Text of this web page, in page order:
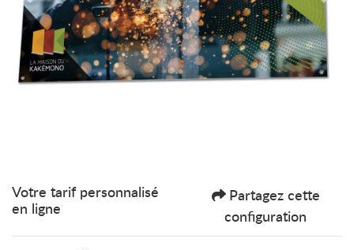
Votre tarif personnalisé
en ligne
Partagez cette
configuration